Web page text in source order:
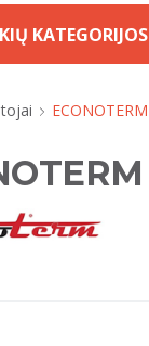
KATEGORIJOS
ECONOTERM